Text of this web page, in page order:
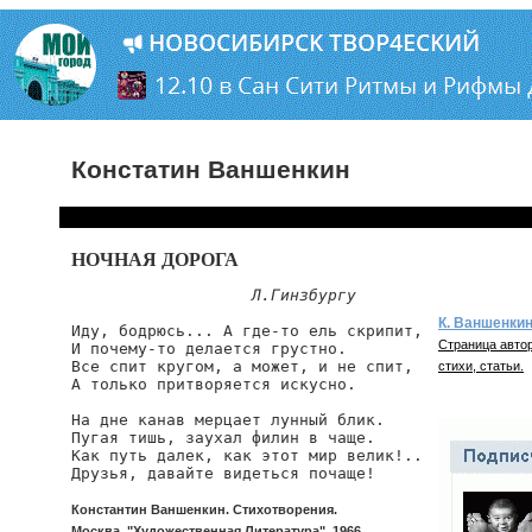
Констатин Ваншенкин
НОЧНАЯ ДОРОГА
Л.Гинзбургу
Иду, бодрюсь... А где-то ель скрипит,
И почему-то делается грустно.
Все спит кругом, а может, и не спит,
А только притворяется искусно.
На дне канав мерцает лунный блик.
Пугая тишь, заухал филин в чаще.
Как путь далек, как этот мир велик!..
Друзья, давайте видеться почаще!
Константин Ваншенкин. Стихотворения.
К. Ваншенкин
Страница
стихи, статьи.